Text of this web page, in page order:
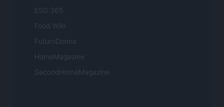
ESG 365
Food Wiki
FuturoDonna
HomeMagazine
SecondHomeMagazine